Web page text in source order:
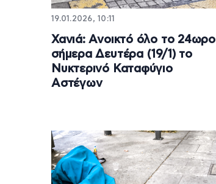
19.01.2026, 10:11
Χανιά: Ανοικτό όλο το 24ωρο
σήμερα Δευτέρα (19/1) το
Νυκτερινό Καταφύγιο
Αστέγων